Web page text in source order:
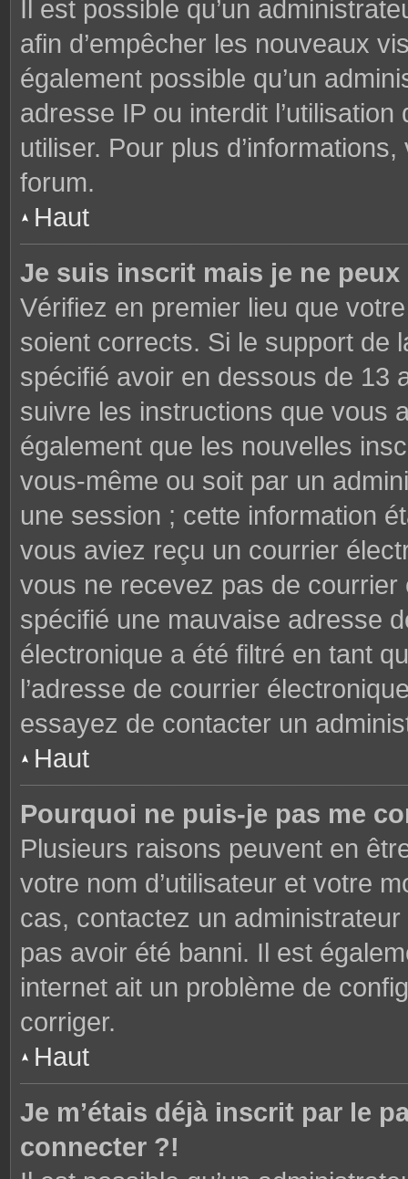
Il est possible qu’un
afin d’empêcher les nouveaux
également possible qu’un
adresse IP ou interdit
utiliser. Pour plus
forum.
Haut
Je suis inscrit mais je ne
Vérifiez en premier lieu que
soient corrects. Si le support de
spécifié avoir en dessous de 13
suivre les instructions que vous
également que les nouvelles
vous-même ou soit par un
une session ; cette information
vous aviez reçu un courrier
vous ne recevez pas de
spécifié une mauvaise adresse
électronique a été filtré en tant
l’adresse de courrier
essayez de contacter un
Haut
Pourquoi ne puis-je pas me
Plusieurs raisons peuvent en
votre nom d’utilisateur et votre
cas, contactez un
pas avoir été banni. Il est
internet ait un problème de
corriger.
Haut
Je m’étais déjà inscrit par le
connecter ?!